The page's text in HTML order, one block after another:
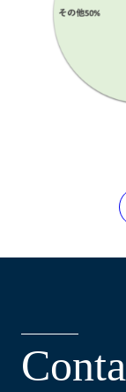
Conta